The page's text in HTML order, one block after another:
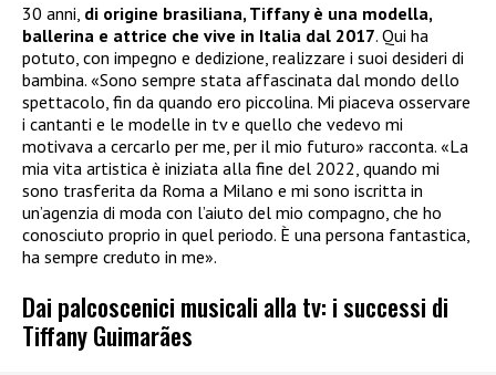
30 anni, di origine brasiliana, Tiffany è una modella,
ballerina e attrice che vive in Italia dal 2017. Qui ha
potuto, con impegno e dedizione, realizzare i suoi desideri di
bambina. «Sono sempre stata affascinata dal mondo dello
spettacolo, fin da quando ero piccolina. Mi piaceva osservare
i cantanti e le modelle in tv e quello che vedevo mi
motivava a cercarlo per me, per il mio futuro» racconta. «La
mia vita artistica è iniziata alla fine del 2022, quando mi
sono trasferita da Roma a Milano e mi sono iscritta in
un’agenzia di moda con l’aiuto del mio compagno, che ho
conosciuto proprio in quel periodo. È una persona fantastica,
ha sempre creduto in me».
Dai palcoscenici musicali alla tv: i successi di
Tiffany Guimarães